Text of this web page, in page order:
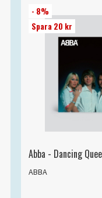
- 8%
Spara 20 kr
Abba - Dancing
ABBA